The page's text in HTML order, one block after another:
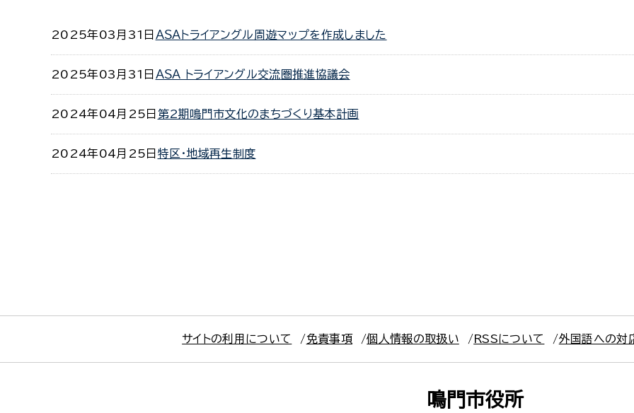
2025年03月31日 ＡＳＡトライアングル周遊マップを作成しました
2025年03月31日 ＡＳＡ トライアングル交流圏推進協議会
2024年04月25日 第2期鳴門市文化のまちづくり基本計画
2024年04月25日 特区・地域再生制度
サイトの利用について 免責事項 個人情報の取扱い RSSについて 外国語への対
鳴門市役所